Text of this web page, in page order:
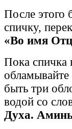
После этого
спичку,
«Во имя
Пока спичка
быть три
водой со
Духа.